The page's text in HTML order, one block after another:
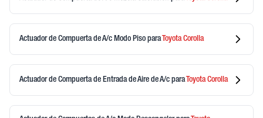
Actuador de Compuerta de A/c Modo Piso paraToyotaCorolla
Actuador de Compuerta de Entrada de Aire de A/c paraToyotaCorolla